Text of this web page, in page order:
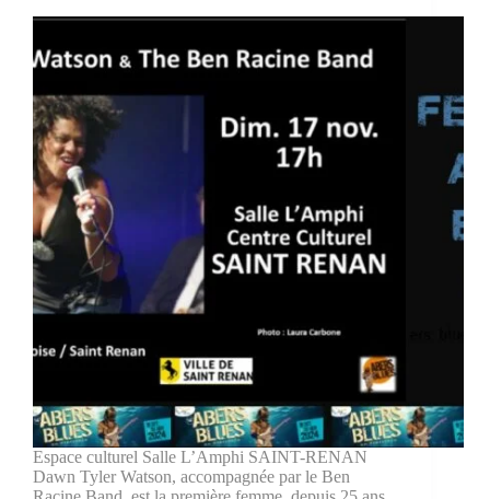
Espace culturel Salle L’Amphi SAINT-RENAN
Dawn Tyler Watson, accompagnée par le Ben